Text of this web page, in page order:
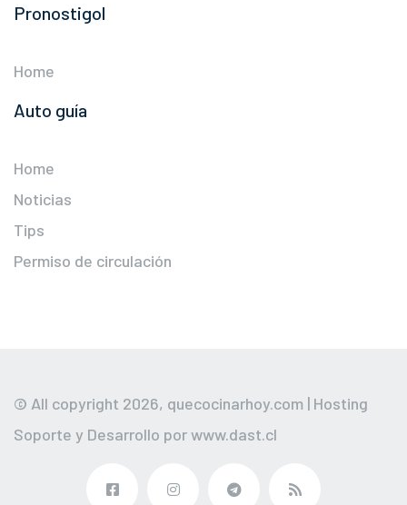
Pronostigol
Home
Auto guía
Home
Noticias
Tips
Permiso de circulación
© All copyright 2026, quecocinarhoy.com | Hosting
Soporte y Desarrollo porwww.dast.cl